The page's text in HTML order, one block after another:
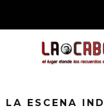
LA ESCENA